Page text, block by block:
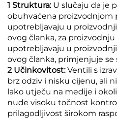
1 Struktura: U slučaju da je
obuhvaćena proizvodnjom
upotrebljavaju u proizvodnji
ovog članka, za
upotrebljavaju u proizvodnji
ovog članka, primjenjuje se
2 Učinkovitost:Ventili s
brz odziv i nisku cijenu, ali
lako utječu na medije i
nude visoku točnost
prilagodljivost širokom